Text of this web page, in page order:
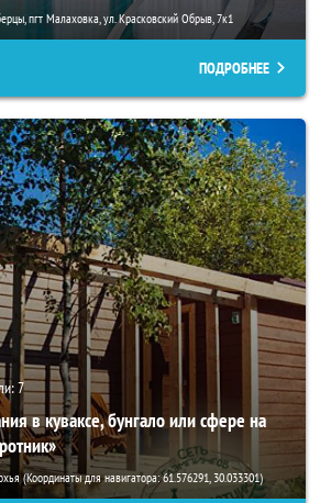
пгт Малаховка, ул. Красковский Обрыв, 7к1
ПОДРОБНЕЕ
7
в куваксе, бунгало или сфере на
(Координаты для навигатора: 61.576291, 30.033301)